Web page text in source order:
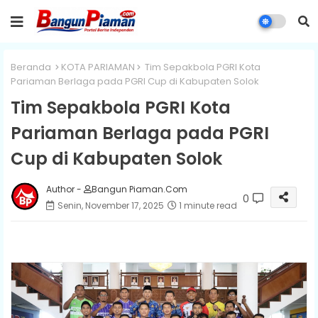
Beranda KOTA PARIAMAN
Tim Sepakbola PGRI Kota
Pariaman Berlaga pada PGRI Cup di Kabupaten Solok
Tim Sepakbola PGRI Kota
Pariaman Berlaga pada PGRI
Cup di Kabupaten Solok
Author -
Bangun Piaman.Com
Senin, November 17, 2025
1 minute read 0